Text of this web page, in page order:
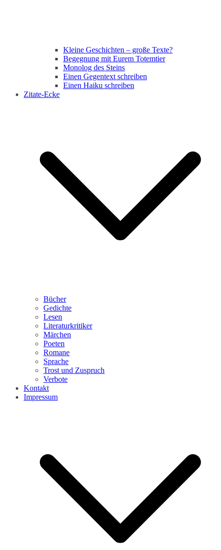
Kleine Geschichten – große Texte?
Begegnung mit Eurem Totemtier
Monolog des Steins
Einen Gegentext schreiben
Einen Haiku schreiben
Zitate-Ecke
Bücher
Gedichte
Lesen
Literaturkritiker
Märchen
Poeten
Romane
Sprache
Trost und Zuspruch
Verbote
Kontakt
Impressum